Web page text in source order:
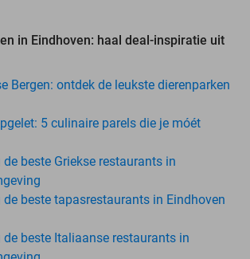
in Eindhoven: haal deal-inspiratie uit
Bergen: ontdek de leukste dierenparken
5 culinaire parels die je móét
beste Griekse restaurants in
beste tapasrestaurants in Eindhoven
de beste Italiaanse restaurants in